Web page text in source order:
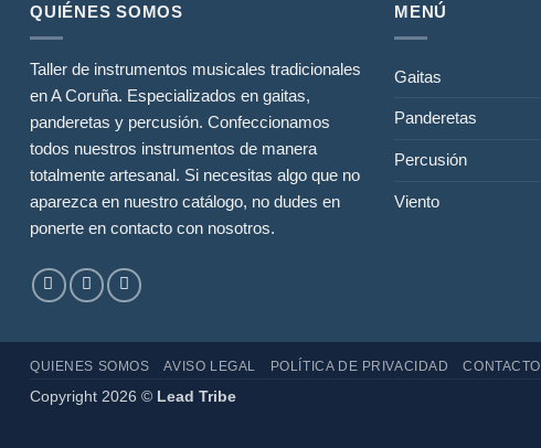
QUIÉNES SOMOS
Taller de instrumentos musicales tradicionales
en A Coruña. Especializados en gaitas,
panderetas y percusión. Confeccionamos
todos nuestros instrumentos de manera
totalmente artesanal. Si necesitas algo que no
aparezca en nuestro catálogo, no dudes en
ponerte en contacto con nosotros.
MENÚ
Gaitas
Panderetas
Percusión
Viento
QUIENES SOMOS AVISO LEGAL POLÍTICA DE PRIVACIDAD CONTACTO
Copyright 2026 © Lead Tribe